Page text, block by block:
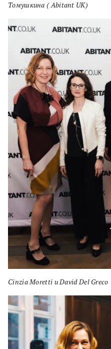
Томушкина ( Abitant UK)
Cinzia Moretti и David Del Greco